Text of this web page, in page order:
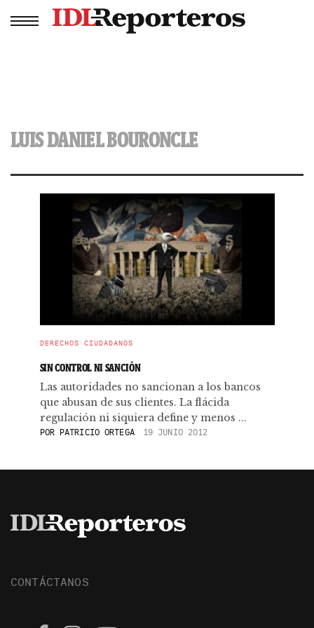
LUIS DANIEL BOURONCLE
DERECHOS CIUDADANOS
SIN CONTROL NI SANCIÓN
Las autoridades no sancionan a los bancos
que abusan de sus clientes. La flácida
regulación ni siquiera define y menos ...
POR PATRICIO ORTEGA 19 JUNIO 2012
CONTÁCTANOS